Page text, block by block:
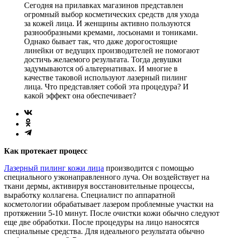
Сегодня на прилавках магазинов представлен
огромный выбор косметических средств для ухода
за кожей лица. И женщины активно пользуются
разнообразными кремами, лосьонами и тониками.
Однако бывает так, что даже дорогостоящие
линейки от ведущих производителей не помогают
достичь желаемого результата. Тогда девушки
задумываются об альтернативах. И многие в
качестве таковой используют лазерный пилинг
лица. Что представляет собой эта процедура? И
какой эффект она обеспечивает?
Как протекает процесс
Лазерный пилинг кожи лица производится с помощью
специального узконаправленного луча. Он воздействует на
ткани дермы, активируя восстановительные процессы,
выработку коллагена. Специалист по аппаратной
косметологии обрабатывает лазером проблемные участки на
протяжении 5-10 минут. После очистки кожи обычно следуют
еще две обработки. После процедуры на лицо наносятся
специальные средства. Для идеального результата обычно